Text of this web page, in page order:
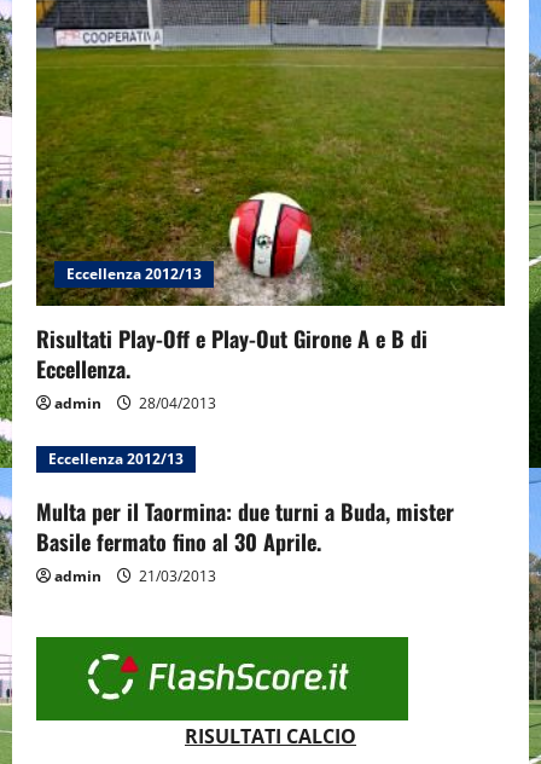
Eccellenza 2012/13
Risultati Play-Off e Play-Out Girone A e B di
Eccellenza.
admin 28/04/2013
Eccellenza 2012/13
Multa per il Taormina: due turni a Buda, mister
Basile fermato fino al 30 Aprile.
admin 21/03/2013
RISULTATI CALCIO